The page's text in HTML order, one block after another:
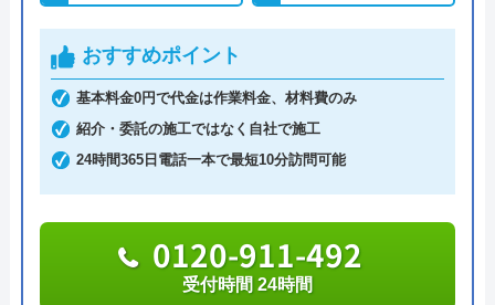
REO
2 か月前
新築ですが、トイレが詰まり、厚木営業所の
せませんでした。仕方なく自分でスッポンを
使い、つまりを除去しました。高圧洗浄が本
電話・メールにて24時間365日いつでも相談を受け
付けており、最寄りの営業所から最短30分で迅速な
駆けつけが可能です。
相談後はスタッフがトラブル箇所を実際に確認のう
え無料で見積もりが行われ、キャンセルの場合も費
リーズナブルな基本料金と相まって、技術面だけで
なく費用面においても安心感のある業者です。
おすすめポイント
基本料金0円で代金は作業料金、材料費のみ
紹介・委託の施工ではなく自社で施工
24時間365日電話一本で最短10分訪問可能
0120-911-492
受付時間 24時間